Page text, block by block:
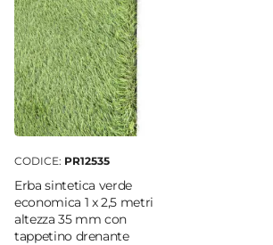
CODICE: PR12535
Erba sintetica verde
economica 1 x 2,5 metri
altezza 35 mm con
tappetino drenante